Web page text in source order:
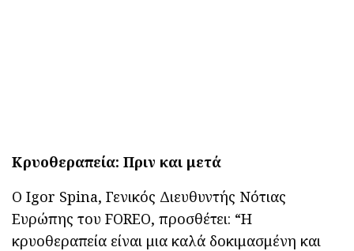
Κρυοθεραπεία: Πριν και μετά
Ο Igor Spina, Γενικός Διευθυντής Νότιας
Ευρώπης του FOREO, προσθέτει: “Η
κρυοθεραπεία είναι μια καλά δοκιμασμένη και